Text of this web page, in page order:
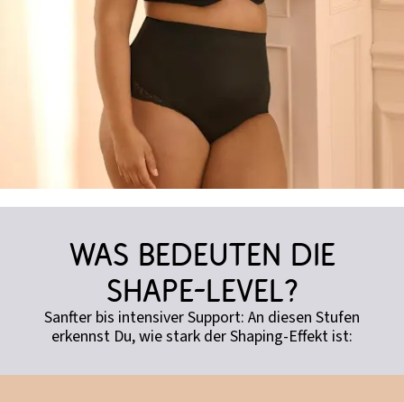
Was bedeuten die
Shape-Level?
Sanfter bis intensiver Support: An diesen Stufen
erkennst Du, wie stark der Shaping-Effekt ist: